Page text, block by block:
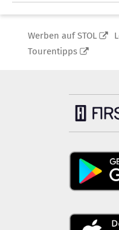
Werben auf STOL
Tourentipps